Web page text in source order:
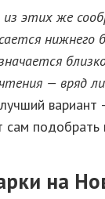
этих же
нижнего
— вряд
вариант
сам подобрать
на